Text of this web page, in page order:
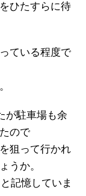
ひたすらに待
ている程度で
が駐車場も余
ので
狙って行かれ
うか。
記憶していま